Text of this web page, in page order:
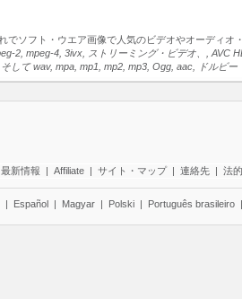
ソフト・ウエア画像で人気のビデオやオーディオ
2, mpeg-4, 3ivx, ストリーミング・ビデオ、,
して wav, mpa, mp1, mp2, mp3, Ogg, aac, ドルビ
最新情報 | Affiliate | サイト・マップ | 連絡先 | 法
| Español | Magyar | Polski | Português brasileiro